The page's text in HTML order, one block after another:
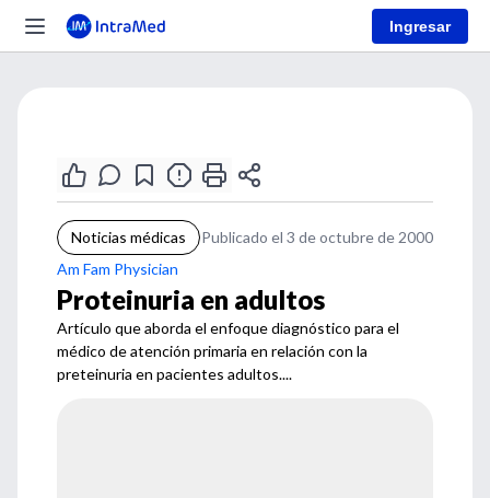
Ingresar
Noticias médicas
Publicado el 3 de octubre de 2000
Am Fam Physician
Proteinuria en adultos
Artículo que aborda el enfoque diagnóstico para el
médico de atención primaria en relación con la
preteinuria en pacientes adultos....